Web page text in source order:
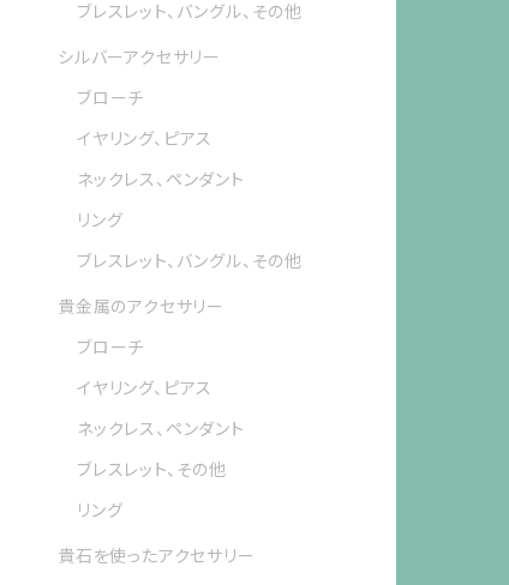
ブレスレット、バングル、その他
シルバーアクセサリー
ブローチ
イヤリング、ピアス
ネックレス、ペンダント
リング
ブレスレット、バングル、その他
貴金属のアクセサリー
ブローチ
イヤリング、ピアス
ネックレス、ペンダント
ブレスレット、その他
リング
貴石を使ったアクセサリー